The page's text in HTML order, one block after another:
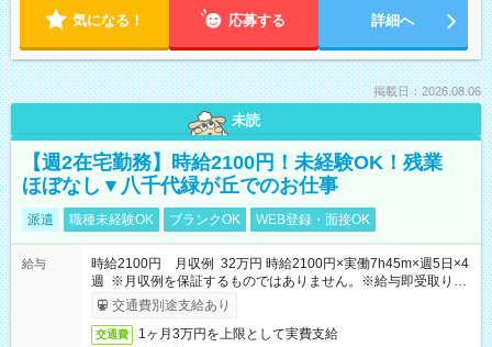
気になる！ 応募する 詳細へ
掲載日：2026.08.06
未読
【週2在宅勤務】時給2100円！未経験OK！残業
ほぼなし▼八千代緑が丘でのお仕事
派遣 職種未経験OK ブランクOK WEB登録・面接OK
給与
時給2100円 月収例 32万円 時給2100円×実働7h45m×週5日×4
週 ※月収例を保証するものではありません。※給与即受取りサ
ービス利用可（利用条件有）
交通費別途支給あり
交通費 1ヶ月3万円を上限として実費支給